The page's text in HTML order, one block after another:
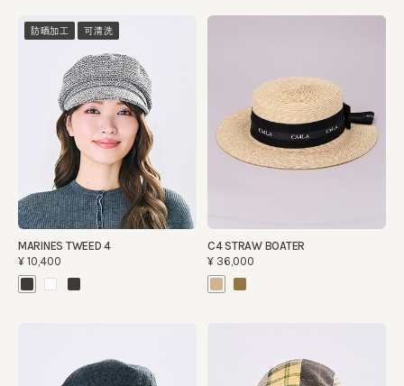
防晒加工 可清洗
MARINES TWEED 4
¥10,400
C4 STRAW BOATER
¥36,000